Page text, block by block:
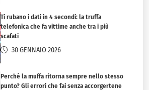
Ti rubano i dati in 4 secondi: la truffa
telefonica che fa vittime anche tra i più
scafati
30 GENNAIO 2026
Perché la muffa ritorna sempre nello stesso
punto? Gli errori che fai senza accorgertene